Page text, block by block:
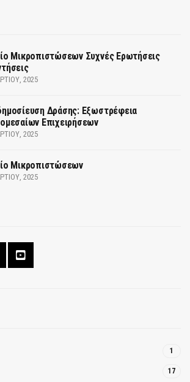
Μικροπιστώσεων Συχνές Ερωτήσεις
2025
Δράσης: Εξωστρέφεια
Επιχειρήσεων
2025
Μικροπιστώσεων
2025
1
17